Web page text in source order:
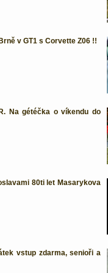
v GT1 s Corvette Z06 !!
Na gétéčka o víkendu do
80ti let Masarykova
vstup zdarma, senioři a